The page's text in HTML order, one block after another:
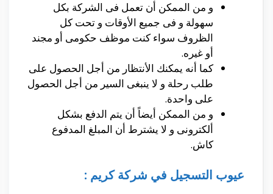
و من الممكن أن تعمل فى الشركة بكل
سهولة و فى جميع الأوقات و تحت كل
الظروف سواء كنت موظف حكومى أو مجند
أو غيره.
كما أنه يمكنك الأنتظار من أجل الحصول على
طلب رحلة و لا ينبغى السير من أجل الحصول
على واحدة.
و من الممكن أيضاً أن يتم الدفع بشكل
ألكترونى و لا يشترط أن المبلغ المدفوع
كاش.
عيوب التسجيل في شركة كريم :